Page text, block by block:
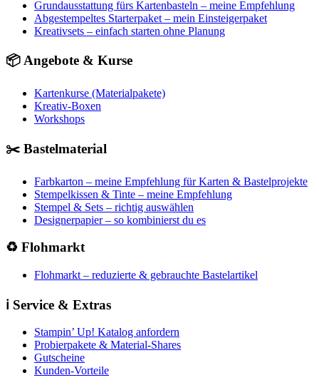
Grundausstattung fürs Kartenbasteln – meine Empfehlung
Abgestempeltes Starterpaket – mein Einsteigerpaket
Kreativsets – einfach starten ohne Planung
📦 Angebote & Kurse
Kartenkurse (Materialpakete)
Kreativ-Boxen
Workshops
✂️ Bastelmaterial
Farbkarton – meine Empfehlung für Karten & Bastelprojekte
Stempelkissen & Tinte – meine Empfehlung
Stempel & Sets – richtig auswählen
Designerpapier – so kombinierst du es
♻️ Flohmarkt
Flohmarkt – reduzierte & gebrauchte Bastelartikel
ℹ️ Service & Extras
Stampin’ Up! Katalog anfordern
Probierpakete & Material-Shares
Gutscheine
Kunden-Vorteile